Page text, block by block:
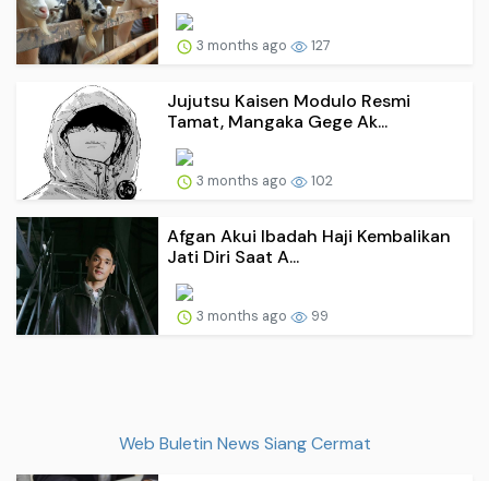
3 months ago 127
Jujutsu Kaisen Modulo Resmi
Tamat, Mangaka Gege Ak...
3 months ago 102
Afgan Akui Ibadah Haji Kembalikan
Jati Diri Saat A...
3 months ago 99
Web Buletin News Siang Cermat